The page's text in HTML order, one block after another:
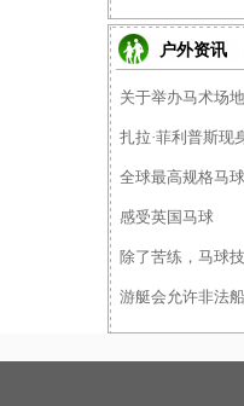
户外资讯
感受英国马球